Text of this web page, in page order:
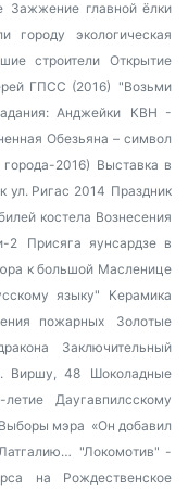
Зажжение главной ёлки
городу экологическая
строители
Открытие
ГПСС (2016) "Возьми
Анджейки
КВН -
Обезьяна – символ
2016) Выставка в
ул. Ригас 2014 Праздник
костела Вознесения
2
Присяга яунсардзе в
к большой Масленице
языку"
Керамика
пожарных
Золотые
Заключительный
Виршу, 48
Шоколадные
летие Даугавпилсскому
Выборы мэра «Он добавил
"Локомотив" -
на Рождественское